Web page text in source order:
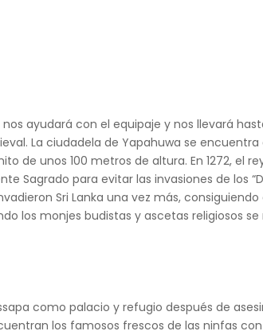
ayudará con el equipaje y nos llevará
La ciudadela de Yapahuwa se
de unos 100 metros de altura. En 1272, el
Sagrado para evitar las invasiones de los
Sri Lanka una vez más,
los monjes budistas y ascetas religiosos
como palacio y refugio después de
los famosos frescos de las ninfas